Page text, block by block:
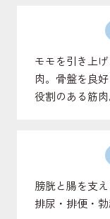
モモを引き上
肉。骨盤を良
役割のある筋肉
膀胱と腸を支
排尿・排便・